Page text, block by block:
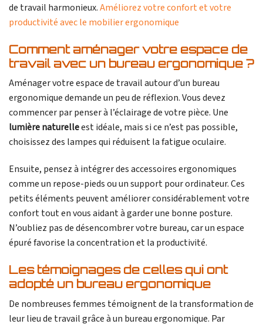
de travail harmonieux.Améliorez votre confort et votre
productivité avec le mobilier ergonomique
Comment aménager votre espace de
travail avec un bureau ergonomique ?
Aménager votre espace de travail autour d’un bureau
ergonomique demande un peu de réflexion. Vous devez
commencer par penser à l’éclairage de votre pièce. Une
lumière naturelleest idéale, mais si ce n’est pas possible,
choisissez des lampes qui réduisent la fatigue oculaire.
Ensuite, pensez à intégrer des accessoires ergonomiques
comme un repose-pieds ou un support pour ordinateur. Ces
petits éléments peuvent améliorer considérablement votre
confort tout en vous aidant à garder une bonne posture.
N’oubliez pas de désencombrer votre bureau, car un espace
épuré favorise la concentration et la productivité.
Les témoignages de celles qui ont
adopté un bureau ergonomique
De nombreuses femmes témoignent de la transformation de
leur lieu de travail grâce à un bureau ergonomique. Par